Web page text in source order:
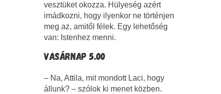
vesztüket okozza. Hülyeség azért
imádkozni, hogy ilyenkor ne történjen
meg az, amitől félek. Egy lehetőség
van: Istenhez menni.
VASÁRNAP 5.00
– Na, Attila, mit mondott Laci, hogy
állunk? – szólok ki menet közben.